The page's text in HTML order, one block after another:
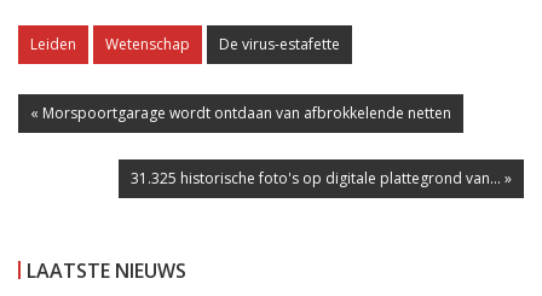
Leiden Wetenschap De virus-estafette
« Morspoortgarage wordt ontdaan van afbrokkelende netten
31.325 historische foto's op digitale plattegrond van... »
LAATSTE NIEUWS